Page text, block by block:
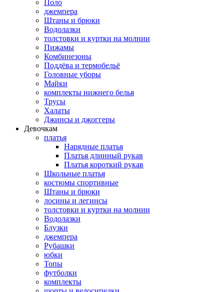
Поло
джемпера
Штаны и брюки
Водолазки
толстовки и куртки на молнии
Пижамы
Комбинезоны
Поддёва и термобельё
Головные уборы
Майки
комплекты нижнего белья
Трусы
Халаты
Джинсы и джоггеры
Девочкам
платья
Нарядные платья
Платья длинный рукав
Платья короткий рукав
Школьные платья
костюмы спортивные
Штаны и брюки
лосины и легинсы
толстовки и куртки на молнии
Водолазки
Блузки
джемпера
Рубашки
юбки
Топы
футболки
комплекты